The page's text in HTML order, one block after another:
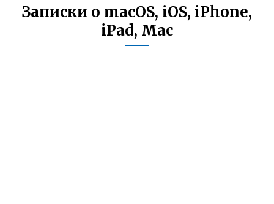
Записки о macOS, iOS, iPhone,
iPad, Mac